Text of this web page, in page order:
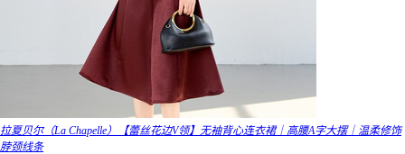
拉夏贝尔（La Chapelle）【蕾丝花边V领】无袖背心连衣裙｜高腰A字大摆｜温柔修饰
脖颈线条